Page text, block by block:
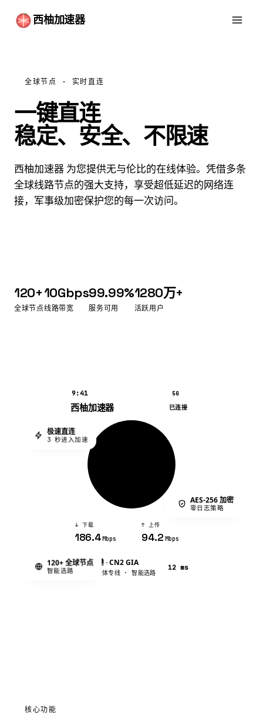
西柚加速器
全球节点 · 实时直连
一键直连
稳定、安全、不限速
西柚加速器 为您提供无与伦比的在线体验。凭借多条
全球线路节点的强大支持，享受超低延迟的网络连
接，军事级加密保护您的每一次访问。
120+
全球节点
10Gbps
线路带宽
99.99%
服务可用
1280万+
活跃用户
极速直连
3 秒进入加速
AES-256 加密
零日志策略
120+ 全球节点
智能选路
9:41 5G
西柚加速器 已连接
↓ 下载
186.4Mbps
↑ 上传
94.2 Mbps
HK 香港 · CN2 GIA
流媒体专线 · 智能选路
12 ms
核心功能